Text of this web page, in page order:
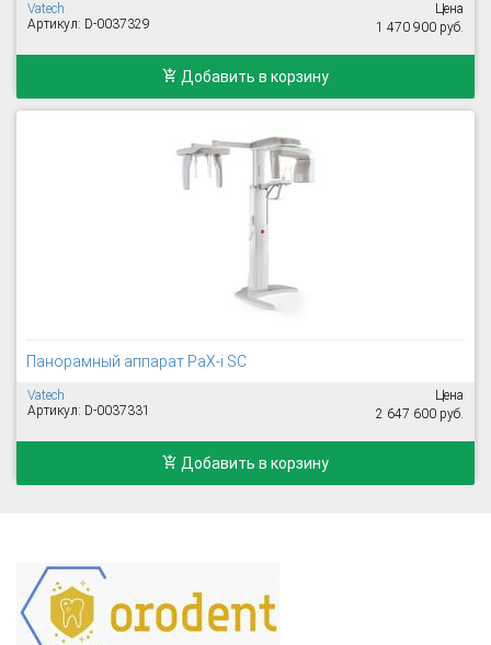
Vatech
Артикул: D-0037329
Цена
1 470 900 руб.
Добавить в корзину
Панорамный аппарат PaX-i SC
Vatech
Артикул: D-0037331
Цена
2 647 600 руб.
Добавить в корзину